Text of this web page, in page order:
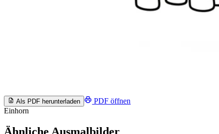
Als PDF herunterladen
PDF öffnen
Einhorn